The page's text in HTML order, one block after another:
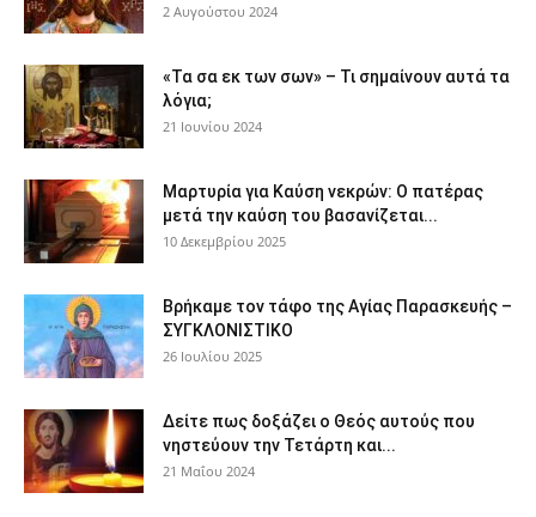
2 Αυγούστου 2024
«Τα σα εκ των σων» – Τι σημαίνουν αυτά τα
λόγια;
21 Ιουνίου 2024
Μαρτυρία για Καύση νεκρών: Ο πατέρας
μετά την καύση του βασανίζεται...
10 Δεκεμβρίου 2025
Βρήκαμε τον τάφο της Αγίας Παρασκευής –
ΣΥΓΚΛΟΝΙΣΤΙΚΟ
26 Ιουλίου 2025
Δείτε πως δοξάζει ο Θεός αυτούς που
νηστεύουν την Τετάρτη και...
21 Μαΐου 2024